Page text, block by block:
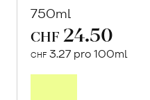
750ml
CHF 24.50
CHF 3.27 pro 100ml